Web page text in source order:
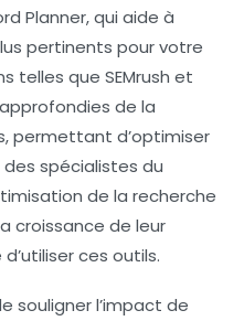
Planner, qui aide à
pertinents pour votre
telles que SEMrush et
de la
, permettant d’optimiser
des spécialistes du
de la recherche
croissance de leur
ces outils.
souligner l’impact de